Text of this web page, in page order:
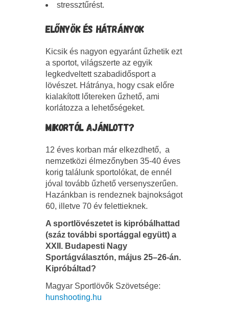
stressztűrést.
ELŐNYÖK ÉS HÁTRÁNYOK
Kicsik és nagyon egyaránt űzhetik ezt
a sportot, világszerte az egyik
legkedveltett szabadidősport a
lövészet. Hátránya, hogy csak előre
kialakított lőtereken űzhető, ami
korlátozza a lehetőségeket.
MIKORTÓL AJÁNLOTT?
12 éves korban már elkezdhető, a
nemzetközi élmezőnyben 35-40 éves
korig találunk sportolókat, de ennél
jóval tovább űzhető versenyszerűen.
Hazánkban is rendeznek bajnokságot
60, illetve 70 év felettieknek.
A sportlövészetet is kipróbálhattad
(száz további sportággal együtt) a
XXII. Budapesti Nagy
Sportágválasztón, május 25–26-án.
Kipróbáltad?
Magyar Sportlövők Szövetsége:
hunshooting.hu